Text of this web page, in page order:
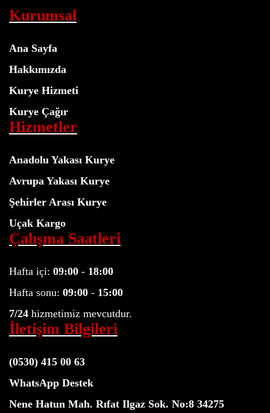
Kurumsal
Ana Sayfa
Hakkımızda
Kurye Hizmeti
Kurye Çağır
Hizmetler
Anadolu Yakası Kurye
Avrupa Yakası Kurye
Şehirler Arası Kurye
Uçak Kargo
Çalışma Saatleri
Hafta içi: 09:00 - 18:00
Hafta sonu: 09:00 - 15:00
7/24 hizmetimiz mevcutdur.
İletişim Bilgileri
(0530) 415 00 63
WhatsApp Destek
Nene Hatun Mah. Rıfat Ilgaz Sok. No:8 34275